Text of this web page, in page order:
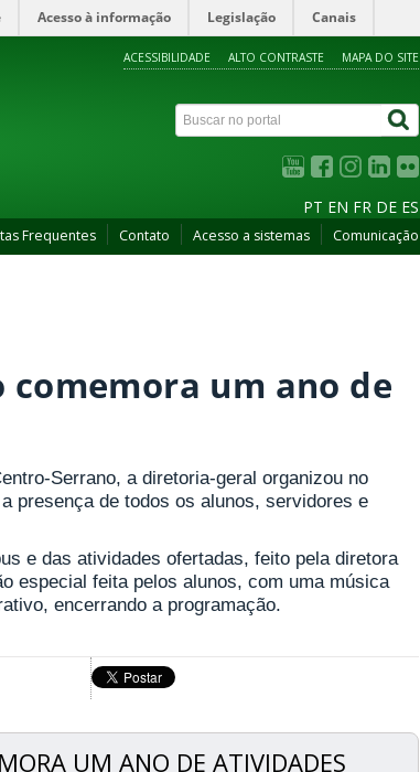
Acesso à informação Legislação Canais
ACESSIBILIDADE ALTO CONTRASTE MAPA DO SITE
PT EN FR DE ES
Frequentes Contato Acesso a sistemas Comunicação
comemora um ano de
Serrano, a diretoria-geral organizou no
presença de todos os alunos, servidores e
e das atividades ofertadas, feito pela diretora
especial feita pelos alunos, com uma música
encerrando a programação.
UM ANO DE ATIVIDADES